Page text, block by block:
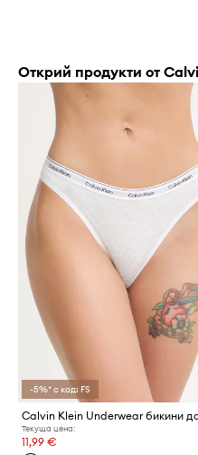
Открий продукти от
-5%* с код: FS
Текуща цена:
11,99 €